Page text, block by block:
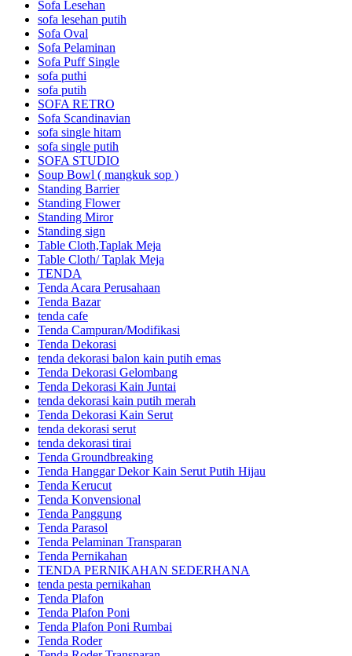
Sofa Lesehan
sofa lesehan putih
Sofa Oval
Sofa Pelaminan
Sofa Puff Single
sofa puthi
sofa putih
SOFA RETRO
Sofa Scandinavian
sofa single hitam
sofa single putih
SOFA STUDIO
Soup Bowl ( mangkuk sop )
Standing Barrier
Standing Flower
Standing Miror
Standing sign
Table Cloth,Taplak Meja
Table Cloth/ Taplak Meja
TENDA
Tenda Acara Perusahaan
Tenda Bazar
tenda cafe
Tenda Campuran/Modifikasi
Tenda Dekorasi
tenda dekorasi balon kain putih emas
Tenda Dekorasi Gelombang
Tenda Dekorasi Kain Juntai
tenda dekorasi kain putih merah
Tenda Dekorasi Kain Serut
tenda dekorasi serut
tenda dekorasi tirai
Tenda Groundbreaking
Tenda Hanggar Dekor Kain Serut Putih Hijau
Tenda Kerucut
Tenda Konvensional
Tenda Panggung
Tenda Parasol
Tenda Pelaminan Transparan
Tenda Pernikahan
TENDA PERNIKAHAN SEDERHANA
tenda pesta pernikahan
Tenda Plafon
Tenda Plafon Poni
Tenda Plafon Poni Rumbai
Tenda Roder